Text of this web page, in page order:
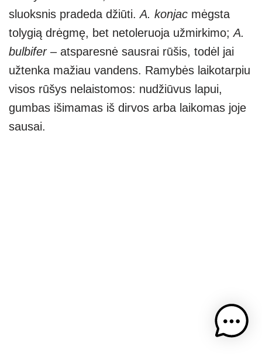
sluoksnis pradeda džiūti.A. konjac mėgsta
tolygią drėgmę, bet netoleruoja užmirkimo;A.
bulbifer– atsparesnė sausrai rūšis, todėl jai
užtenka mažiau vandens. Ramybės laikotarpiu
visos rūšys nelaistomos: nudžiūvus lapui,
gumbas išimamas iš dirvos arba laikomas joje
sausai.